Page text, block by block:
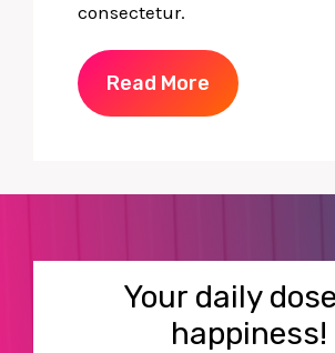
consectetur.
Read More
Your daily
happiness!